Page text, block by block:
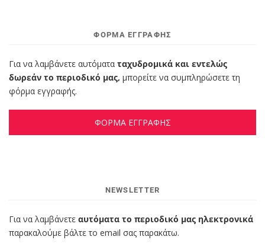
ΦΌΡΜΑ ΕΓΓΡΑΦΉΣ
Για να λαμβάνετε αυτόματα ταχυδρομικά και εντελώς
δωρεάν το περιοδικό μας, μπορείτε να συμπληρώσετε τη
φόρμα εγγραφής.
ΦΟΡΜΑ ΕΓΓΡΑΦΗΣ
NEWSLETTER
Για να λαμβάνετε αυτόματα το περιοδικό μας ηλεκτρονικά
παρακαλούμε βάλτε το email σας παρακάτω.